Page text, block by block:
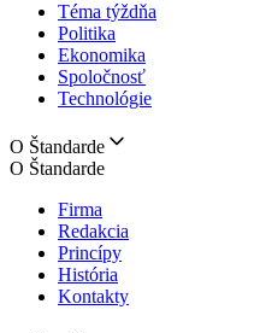
Téma týždňa
Politika
Ekonomika
Spoločnosť
Technológie
O Štandarde
O Štandarde
Firma
Redakcia
Princípy
História
Kontakty